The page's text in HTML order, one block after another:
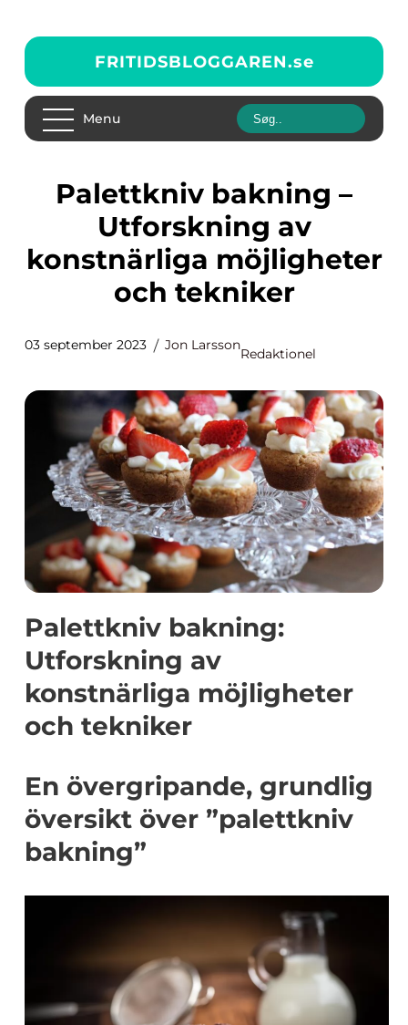
FRITIDSBLOGGAREN.se
Menu
Palettkniv bakning –
Utforskning av
konstnärliga möjligheter
och tekniker
03 september 2023 Jon Larsson
Redaktionel
Palettkniv bakning:
Utforskning av
konstnärliga möjligheter
och tekniker
En övergripande, grundlig
översikt över ”palettkniv
bakning”